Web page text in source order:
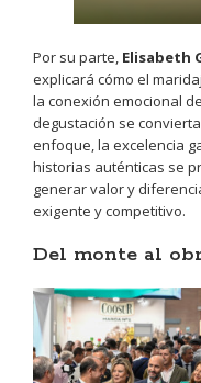
Por su parte, Elisabeth
explicará cómo el
la conexión emocional
degustación se
enfoque, la excelencia
historias auténticas se
generar valor y
exigente y competitivo.
Del monte al